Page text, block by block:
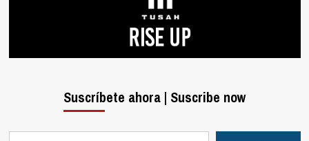
Suscríbete ahora | Suscribe now
Escribe tu correo electrónico…